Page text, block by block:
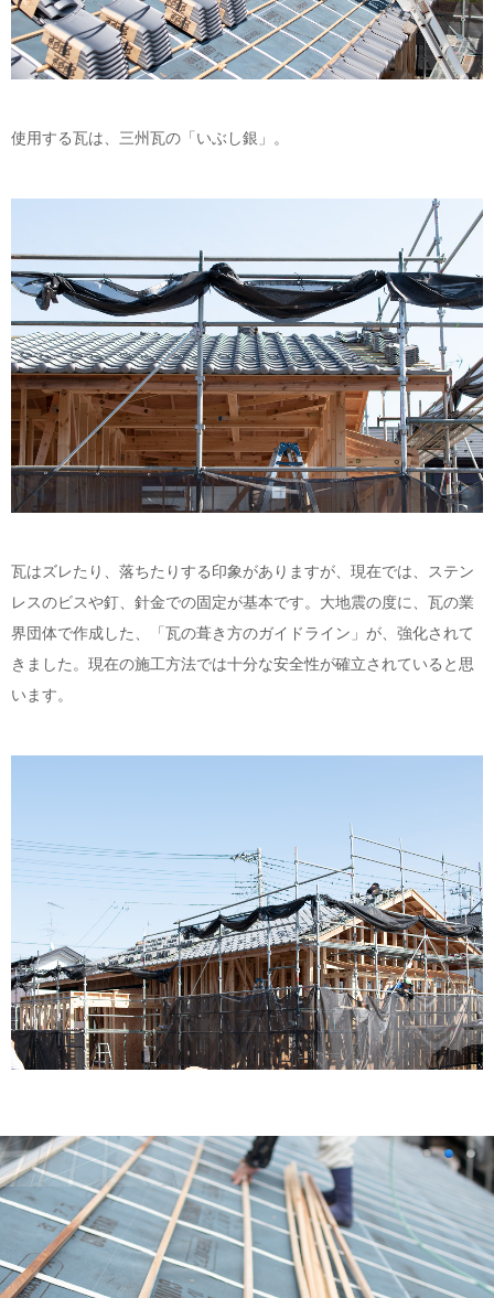
使用する瓦は、三州瓦の「いぶし銀」。
瓦はズレたり、落ちたりする印象がありますが、現在では、ステン
レスのビスや釘、針金での固定が基本です。大地震の度に、瓦の業
界団体で作成した、「瓦の葺き方のガイドライン」が、強化されて
きました。現在の施工方法では十分な安全性が確立されていると思
います。